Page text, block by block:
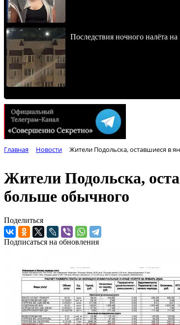
Последствия ночного налёта
Главная Новости Жители Подольска, оставшиеся в
Жители Подольска,
больше обычного
Поделиться
Подписаться на обновления